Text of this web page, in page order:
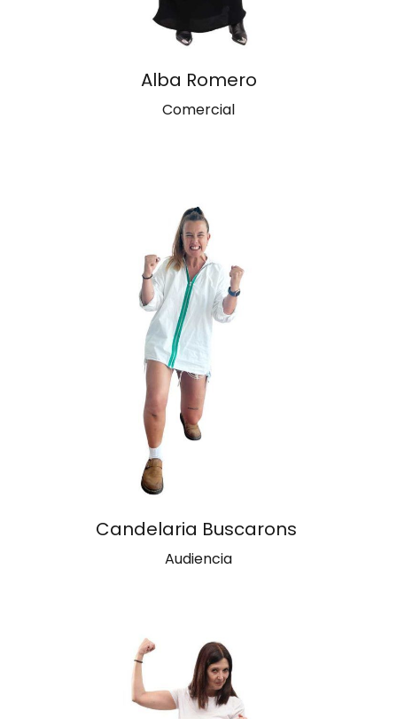
Alba Romero
Comercial
Candelaria Buscarons
Audiencia